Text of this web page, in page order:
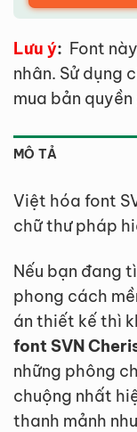
Lưu ý: Font
nhân. Sử dụng
mua bản
MÔ TẢ
Việt hóa font
chữ thư pháp
Nếu bạn đang
phong cách
án thiết kế thì
font SVN
những phông
chuộng nhất
thanh mảnh